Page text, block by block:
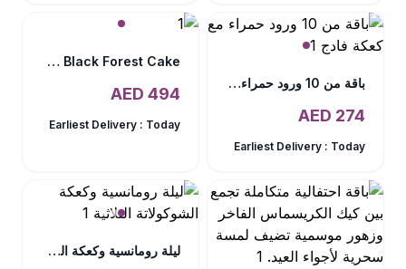
باقة من 10 ورود حمراء مع كعكة فادج
274
Earliest Delivery : Today
Roses n Lilies with Black Forest Cake
494
Earliest Delivery : Today
ليلة رومانسية وكعكة الشوكولاتة الثلاثية